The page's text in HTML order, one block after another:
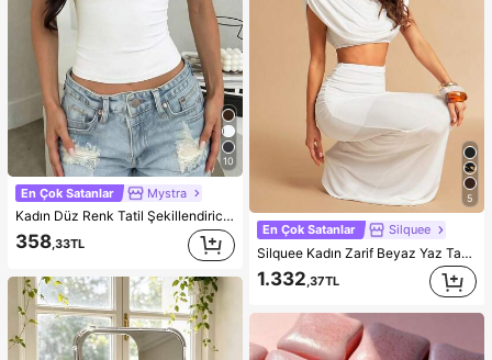
10
En Çok Satanlar Mystra
Kadın Düz Renk Tatil Şekillendirici Askılı Bluz, Günlük Beyaz Yazlık, Clean Girl Estetiği
358,33TL
5
En Çok Satanlar Silquee
Silquee Kadın Zarif Beyaz Yaz Tatili Parti Seti, Düz Renk Büzgülü Şal Yaka Crop Top ve Kalça Pileli Balık Kuyruğu Etek, Düğün Gece Elbisesi
1.332 ,37TL